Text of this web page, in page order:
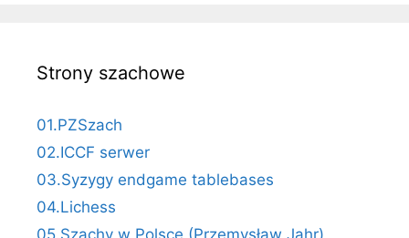
Strony szachowe
01.PZSzach
02.ICCF serwer
03.Syzygy endgame tablebases
04.Lichess
05.Szachy w Polsce (Przemysław Jahr)